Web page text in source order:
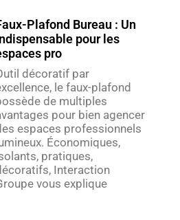
Plafond Bureau : Un
pour les
pro
décoratif par
le faux-plafond
de multiples
pour bien agencer
espaces professionnels
Économiques,
pratiques,
Interaction
vous explique